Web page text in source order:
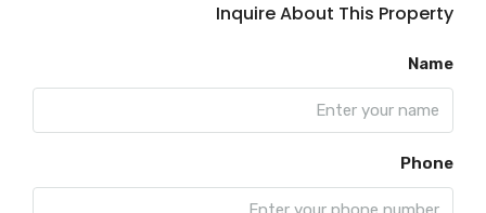
Inquire About This Property
Name
Phone